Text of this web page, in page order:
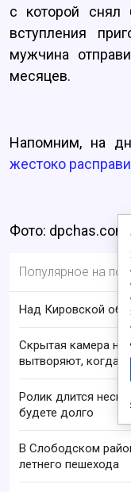
с которой снял
вступления
мужчина
месяцев.
Напомним, на
жестоко
Фото:
Популярное на
Над Кировской
Скрытая камера
вытворяют, когда
Ролик длится
будете долго
В Слободском
летнего пешехода